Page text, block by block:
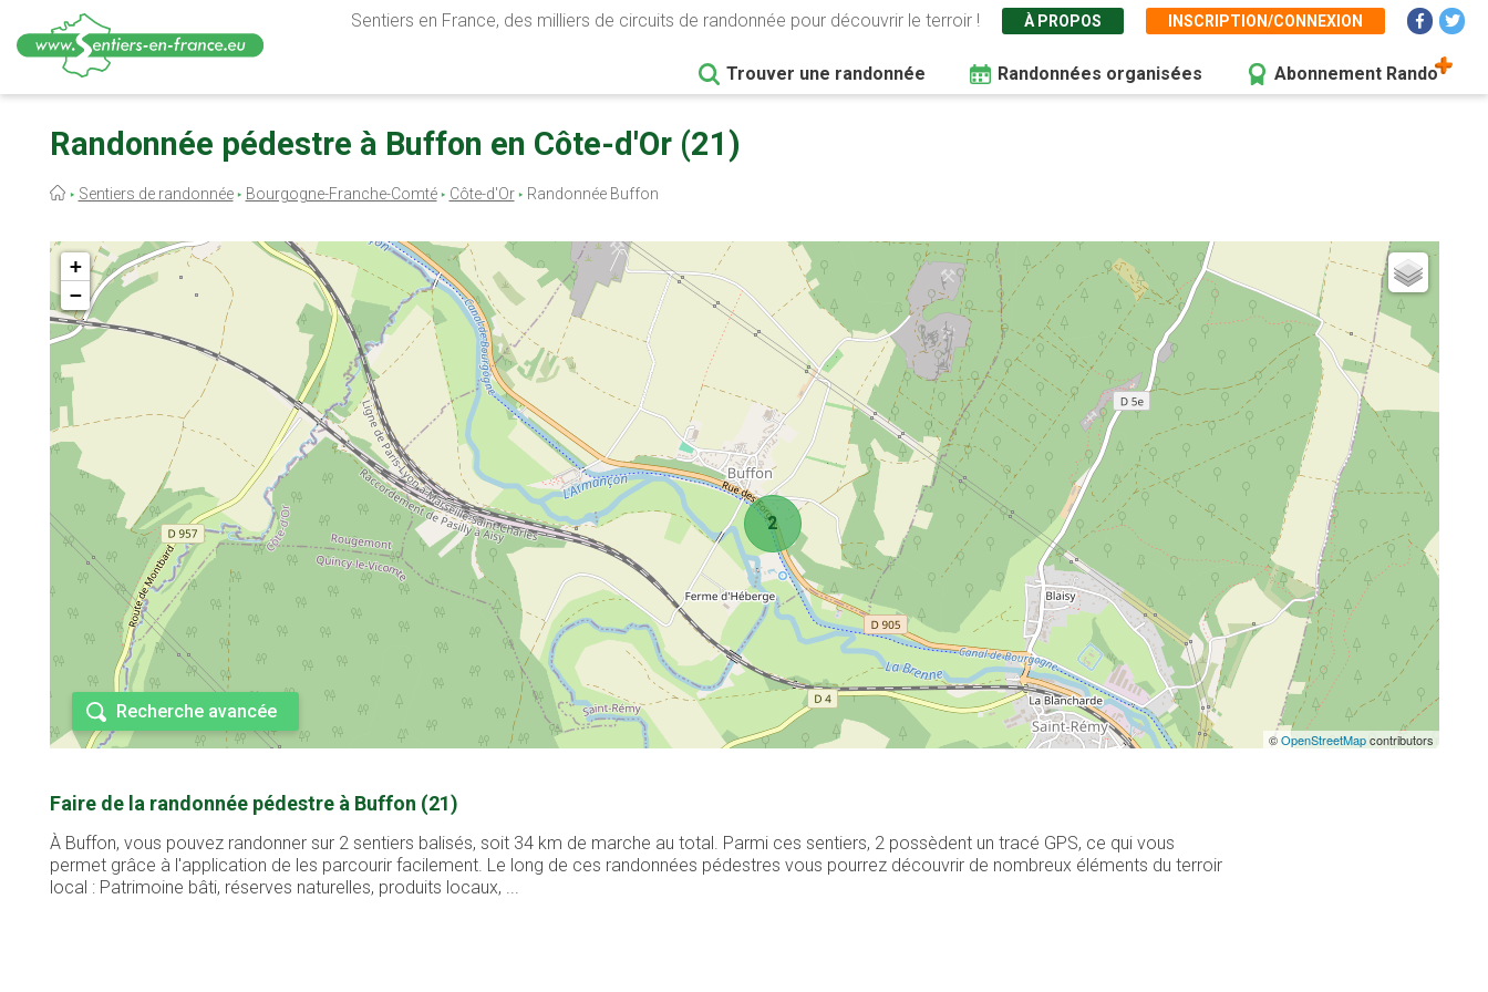
contenu
Sentiers en France, des milliers de circuits de randonnée pour découvrir le terroir ! À PROPOS INSCRIPTION/CONNEXION
Trouver une randonnée Randonnées organisées Abonnement Rando
Randonnée pédestre à Buffon en Côte-d'Or (21)
Fil
Sentiers de randonnée Bourgogne-Franche-Comté Côte-d'Or Randonnée Buffon
2
+
−
©OpenStreetMapcontributors
Recherche avancée
Faire de la randonnée pédestre à Buffon (21)
À Buffon, vous pouvez randonner sur 2 sentiers balisés, soit 34 km de marche au total. Parmi ces sentiers, 2 possèdent un tracé GPS, ce qui vous
permet grâce à l'application de les parcourir facilement. Le long de ces randonnées pédestres vous pourrez découvrir de nombreux éléments du terroir
local : Patrimoine bâti, réserves naturelles, produits locaux, ...